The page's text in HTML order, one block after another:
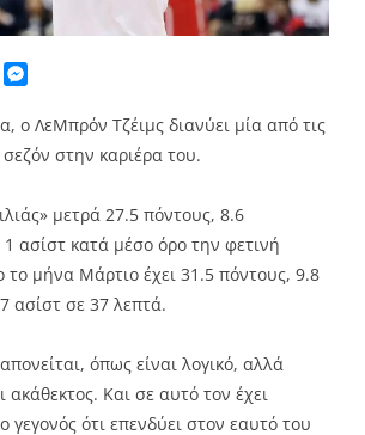
Copy
ο ΛεΜπρόν Τζέιμς διανύει μία από τις
στην καριέρα του.
μετρά 27.5 πόντους, 8.6
ασίστ κατά μέσο όρο την φετινή
το μήνα Μάρτιο έχει 31.5 πόντους, 9.8
ασίστ σε 37 λεπτά.
όπως είναι λογικό, αλλά
ακάθεκτος. Και σε αυτό τον έχει
γεγονός ότι επενδύει στον εαυτό του